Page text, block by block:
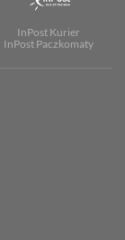
InPost Kurier
InPost Paczkomaty